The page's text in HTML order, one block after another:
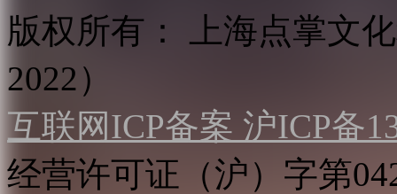
版权所有：
上海点掌文
2022）
互联网ICP备案 沪ICP备
经营许可证（沪）字第